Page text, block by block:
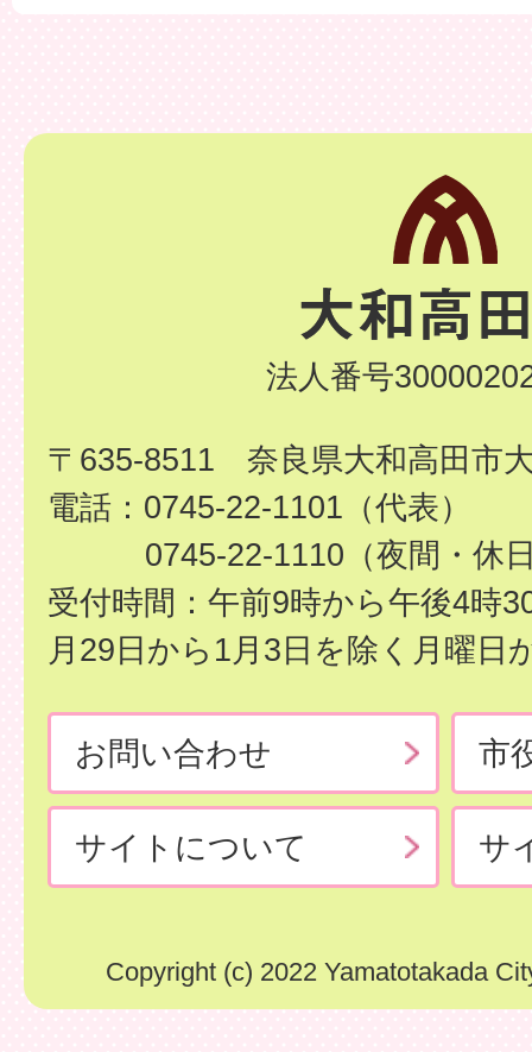
法人番号
〒635-8511 奈良県大和高田市
電話：0745-22-1101（代表）
0745-22-1110（夜間・休
受付時間：午前9時から午後4時
月29日から1月3日を除く月曜日
お問い合わせ 市
サイトについて サ
Copyright (c) 2022 Yamatotakada